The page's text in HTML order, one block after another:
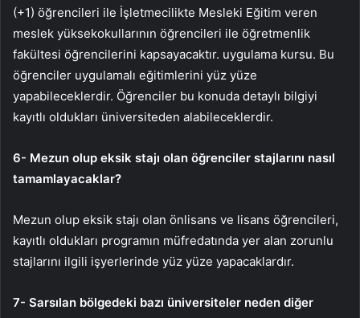
(+1) öğrencileri ile İşletmecilikte Mesleki Eğitim veren
meslek yüksekokullarının öğrencileri ile öğretmenlik
fakültesi öğrencilerini kapsayacaktır. uygulama kursu. Bu
öğrenciler uygulamalı eğitimlerini yüz yüze
yapabileceklerdir. Öğrenciler bu konuda detaylı bilgiyi
kayıtlı oldukları üniversiteden alabileceklerdir.
6- Mezun olup eksik stajı olan öğrenciler stajlarını nasıl
tamamlayacaklar?
Mezun olup eksik stajı olan önlisans ve lisans öğrencileri,
kayıtlı oldukları programın müfredatında yer alan zorunlu
stajlarını ilgili işyerlerinde yüz yüze yapacaklardır.
7- Sarsılan bölgedeki bazı üniversiteler neden diğer